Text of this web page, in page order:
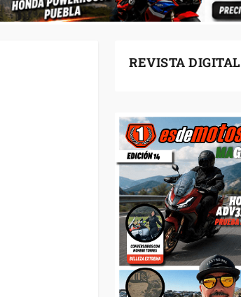
REVISTA DIGITAL